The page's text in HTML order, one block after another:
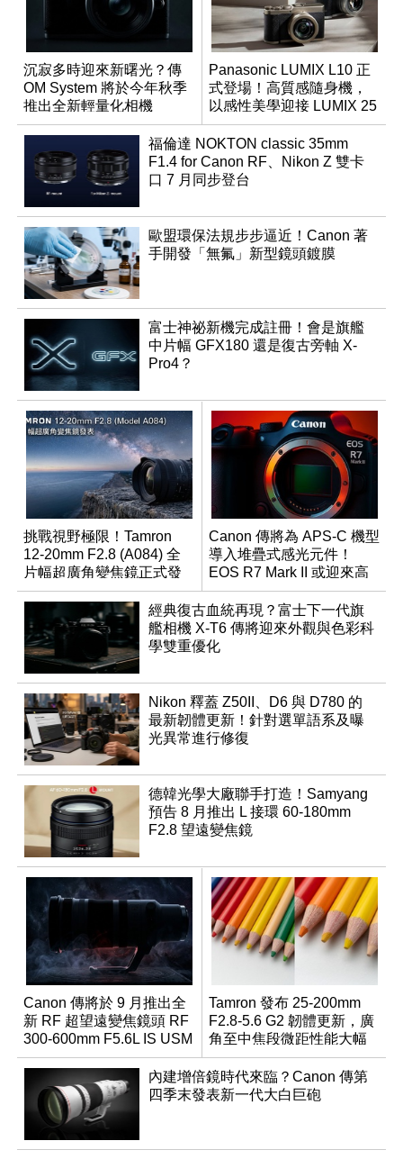
沉寂多時迎來新曙光？傳
OM System 將於今年秋季
推出全新輕量化相機
Panasonic LUMIX L10 正
式登場！高質感隨身機，
以感性美學迎接 LUMIX 25
週年
福倫達 NOKTON classic 35mm
F1.4 for Canon RF、Nikon Z 雙卡
口 7 月同步登台
歐盟環保法規步步逼近！Canon 著
手開發「無氟」新型鏡頭鍍膜
富士神祕新機完成註冊！會是旗艦
中片幅 GFX180 還是復古旁軸 X-
Pro4？
挑戰視野極限！Tamron
12-20mm F2.8 (A084) 全
片幅超廣角變焦鏡正式發
表
Canon 傳將為 APS-C 機型
導入堆疊式感光元件！
EOS R7 Mark II 或迎來高
速讀出升級
經典復古血統再現？富士下一代旗
艦相機 X-T6 傳將迎來外觀與色彩科
學雙重優化
Nikon 釋蓋 Z50II、D6 與 D780 的
最新韌體更新！針對選單語系及曝
光異常進行修復
德韓光學大廠聯手打造！Samyang
預告 8 月推出 L 接環 60-180mm
F2.8 望遠變焦鏡
Canon 傳將於 9 月推出全
新 RF 超望遠變焦鏡頭 RF
300-600mm F5.6L IS USM
Tamron 發布 25-200mm
F2.8-5.6 G2 韌體更新，廣
角至中焦段微距性能大幅
升級
內建增倍鏡時代來臨？Canon 傳第
四季末發表新一代大白巨砲